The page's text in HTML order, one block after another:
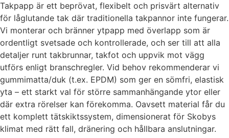
Takpapp är ett beprövat, flexibelt och prisvärt alternativ
för låglutande tak där traditionella takpannor inte fungerar.
Vi monterar och bränner ytpapp med överlapp som är
ordentligt svetsade och kontrollerade, och ser till att alla
detaljer runt takbrunnar, takfot och uppvik mot vägg
utförs enligt branschregler. Vid behov rekommenderar vi
gummimatta/duk (t.ex. EPDM) som ger en sömfri, elastisk
yta – ett starkt val för större sammanhängande ytor eller
där extra rörelser kan förekomma. Oavsett material får du
ett komplett tätskiktssystem, dimensionerat för Skobys
klimat med rätt fall, dränering och hållbara anslutningar.